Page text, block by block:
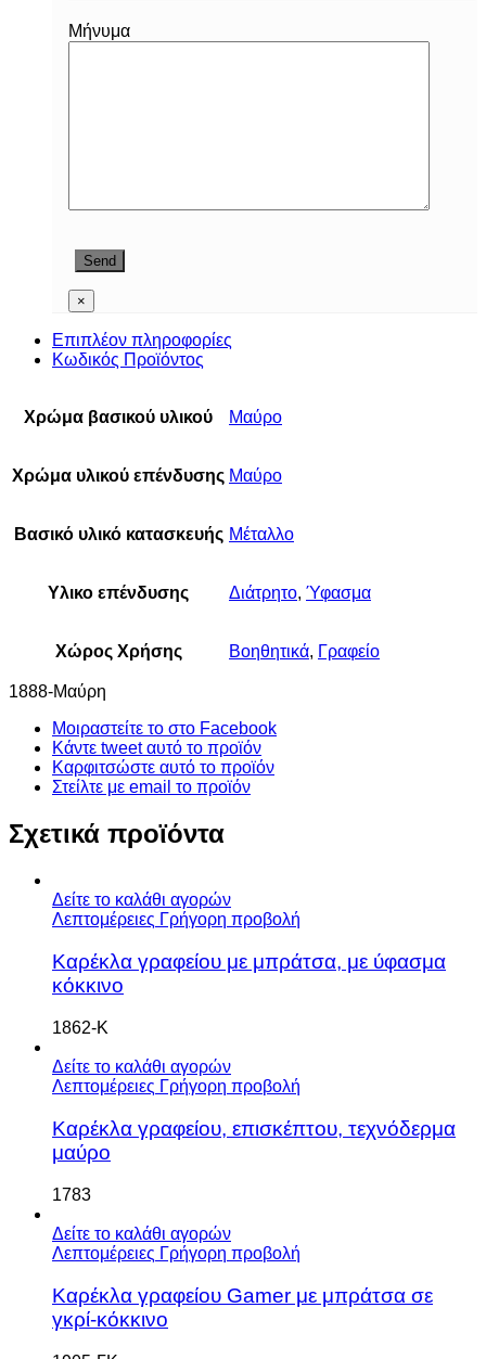
Μήνυμα
×
Επιπλέον πληροφορίες
Κωδικός Προϊόντος
Χρώμα βασικού υλικού Μαύρο
Χρώμα υλικού επένδυσης Μαύρο
Βασικό υλικό κατασκευής Μέταλλο
Υλικο επένδυσης Διάτρητο, Ύφασμα
Χώρος Χρήσης Βοηθητικά, Γραφείο
1888-Μαύρη
Μοιραστείτε το στο Facebook
Κάντε tweet αυτό το προϊόν
Καρφιτσώστε αυτό το προϊόν
Στείλτε με email το προϊόν
Σχετικά προϊόντα
Δείτε το καλάθι αγορών
Λεπτομέρειες Γρήγορη προβολή
Καρέκλα γραφείου με μπράτσα, με ύφασμα
κόκκινο
1862-Κ
Δείτε το καλάθι αγορών
Λεπτομέρειες Γρήγορη προβολή
Καρέκλα γραφείου, επισκέπτου, τεχνόδερμα
μαύρο
1783
Δείτε το καλάθι αγορών
Λεπτομέρειες Γρήγορη προβολή
Καρέκλα γραφείου Gamer με μπράτσα σε
γκρί-κόκκινο